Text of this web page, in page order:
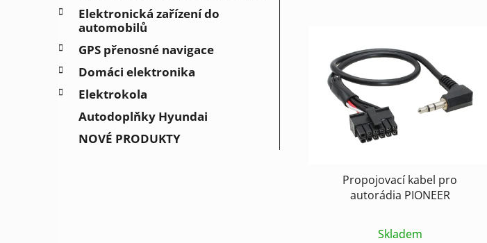
Elektronická zařízení do
automobilů
GPS přenosné navigace
Domáci elektronika
Elektrokola
Autodoplňky Hyundai
NOVÉ PRODUKTY
Propojovací kabel pro
autorádia PIONEER
Skladem